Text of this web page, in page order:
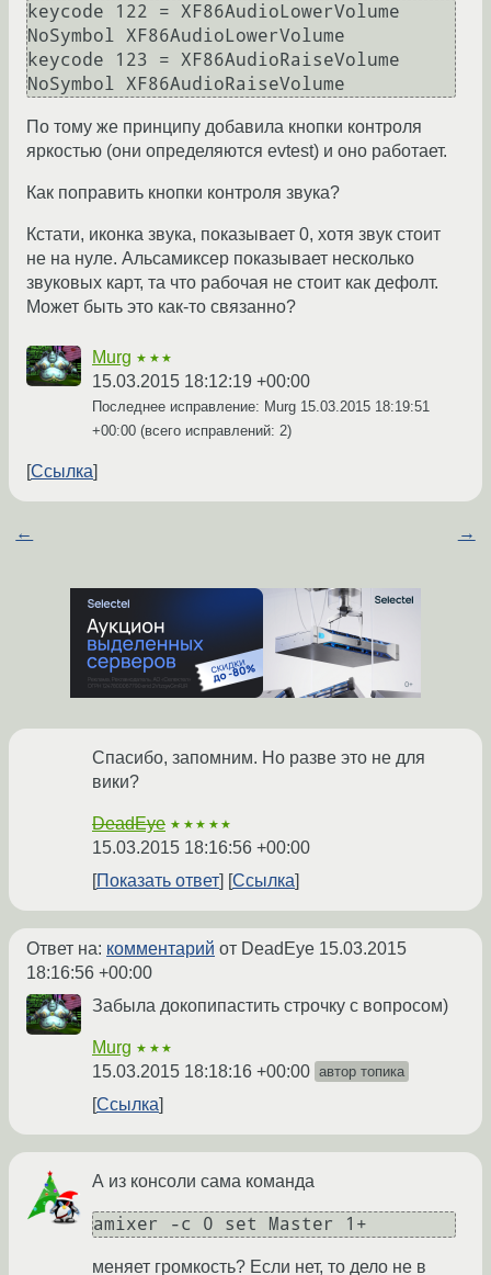
keycode 122 = XF86AudioLowerVolume
NoSymbol XF86AudioLowerVolume
keycode 123 = XF86AudioRaiseVolume
По тому же принципу добавила кнопки контроля
яркостью (они определяются evtest) и оно работает.
Как поправить кнопки контроля звука?
Кстати, иконка звука, показывает 0, хотя звук стоит
не на нуле. Альсамиксер показывает несколько
звуковых карт, та что рабочая не стоит как дефолт.
Может быть это как-то связанно?
Murg ★★★
15.03.2015 18:12:19 +00:00
Последнее исправление: Murg 15.03.2015 18:19:51
+00:00 (всего исправлений: 2)
Ссылка
← →
Спасибо, запомним. Но разве это не для
вики?
DeadEye ★★★★★
15.03.2015 18:16:56 +00:00
Показать ответ
Ссылка
Ответ на: комментарий от DeadEye 15.03.2015
18:16:56 +00:00
Забыла докопипастить строчку с вопросом)
Murg ★★★
15.03.2015 18:18:16 +00:00 автор топика
Ссылка
А из консоли сама команда
amixer -c 0 set Master 1+
меняет громкость? Если нет, то дело не в